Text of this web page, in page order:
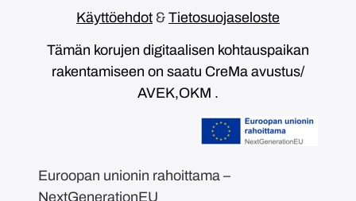
Käyttöehdot & Tietosuojaseloste
Tämän korujen digitaalisen kohtauspaikan
rakentamiseen on saatu CreMa avustus/
AVEK,OKM .
Euroopan unionin rahoittama –
NextGenerationEU